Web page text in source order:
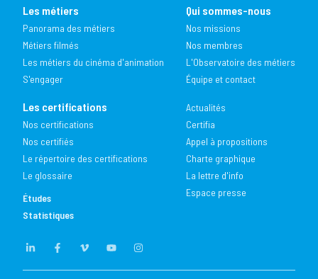
Les métiers
Panorama des métiers
Métiers filmés
Les métiers du cinéma d'animation
S'engager
Les certifications
Nos certifications
Nos certifiés
Le répertoire des certifications
Le glossaire
Études
Statistiques
Qui sommes-nous
Nos missions
Nos membres
L'Observatoire des métiers
Équipe et contact
Actualités
Certifia
Appel à propositions
Charte graphique
La lettre d'info
Espace presse